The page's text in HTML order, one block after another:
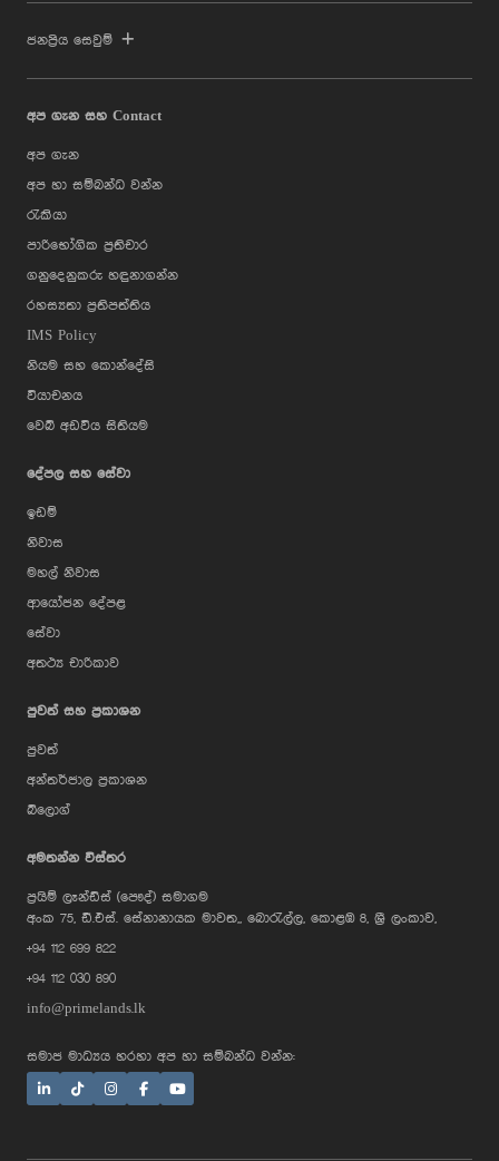
ජනප්‍රිය සෙවුම්
අප ගැන සහ Contact
අප ගැන
අප හා සම්බන්ධ වන්න
රැකියා
පාරිභෝගික ප්‍රතිචාර
ගනුදෙනුකරු හඳුනාගන්න
රහස්‍යතා ප්‍රතිපත්තිය
IMS Policy
නියම සහ කොන්දේසි
වියාචනය
වෙබ් අඩවිය සිතියම
දේපල සහ සේවා
ඉඩම්
නිවාස
මහල් නිවාස
ආයෝජන දේපළ
සේවා
අතථ්‍ය චාරිකාව
පුවත් සහ ප්‍රකාශන
පුවත්
අන්තර්ජාල ප්‍රකාශන
බ්ලොග්
අමතන්න විස්තර
ප්‍රයිම් ලෑන්ඩ්ස් (පෞද්) සමාගම
අංක 75, ඩී.එස්. සේනානායක මාවත,, බොරැල්ල, කොළඹ 8, ශ්‍රී ලංකාව,
+94 112 699 822
+94 112 030 890
info@primelands.lk
සමාජ මාධ්‍යය හරහා අප හා සම්බන්ධ වන්න:
Hi, I'm Prime Bee, Your AI